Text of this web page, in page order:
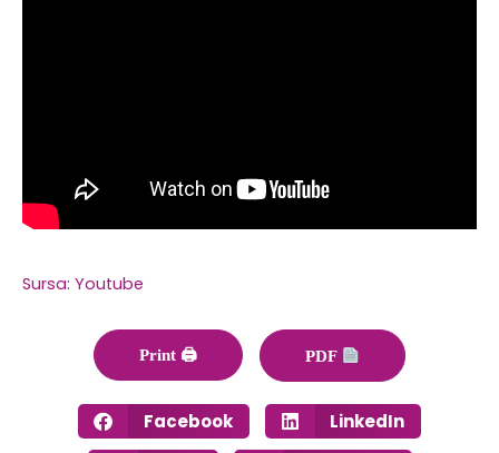
Sursa: Youtube
Print 🖨 PDF
Facebook
LinkedIn